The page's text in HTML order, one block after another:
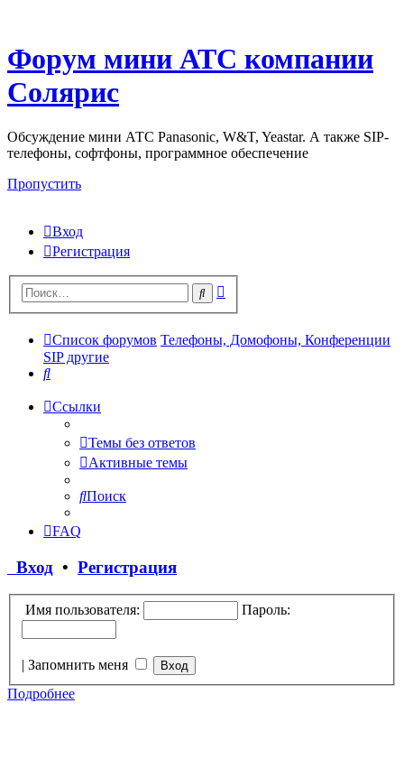
Форум мини АТС компании
Солярис
Обсуждение мини АТС Panasonic, W&T, Yeastar. А также SIP-
телефоны, софтфоны, программное обеспечение
Пропустить
Вход
Регистрация
Поиск
Список форумов Телефоны, Домофоны, Конференции
SIP другие
Поиск
Ссылки
Темы без ответов
Активные темы
Поиск
FAQ
Вход • Регистрация
Имя пользователя: Пароль:
| Запомнить меня
Подробнее